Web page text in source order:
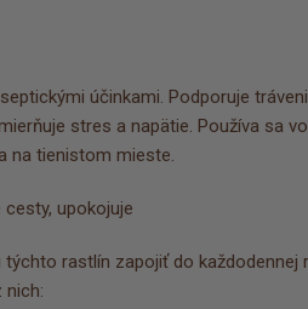
účinkami. Podporuje
stres a napätie. Používa sa
na tienistom mieste.
upokojuje
rastlín zapojiť do každodennej
nich: